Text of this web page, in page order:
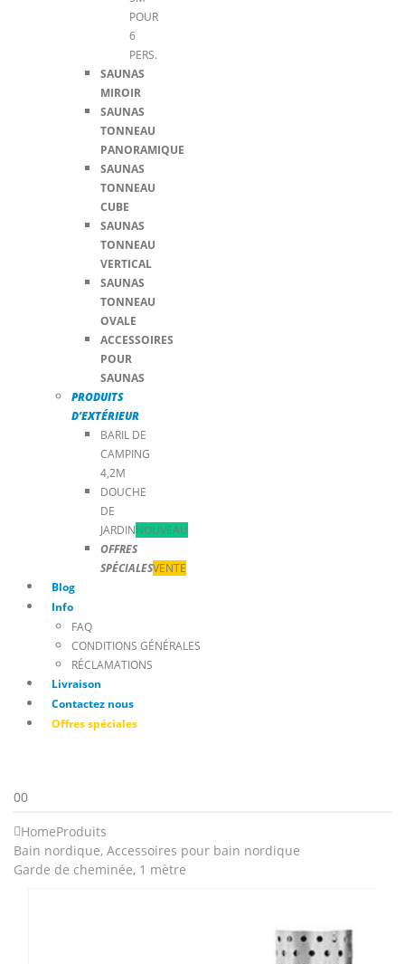
POUR
6
PERS.
SAUNAS
MIROIR
SAUNAS
TONNEAU
PANORAMIQUE
SAUNAS
TONNEAU
CUBE
SAUNAS
TONNEAU
VERTICAL
SAUNAS
TONNEAU
OVALE
ACCESSOIRES
POUR
SAUNAS
PRODUITS
D’EXTÉRIEUR
BARIL DE
CAMPING
4,2M
DOUCHE
DE
JARDINNOUVEAU
OFFRES
SPÉCIALESVENTE
Blog
Info
FAQ
CONDITIONS GÉNÉRALES
RÉCLAMATIONS
Livraison
Contactez nous
Offres spéciales
00
HomeProduits
Bain nordique, Accessoires pour bain nordique
Garde de cheminée, 1 mètre